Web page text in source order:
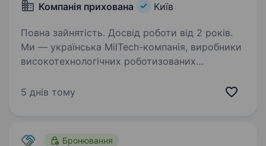
Компанія прихована
Київ
Повна зайнятість. Досвід роботи від 2 років.
Ми — українська MilTech-компанія, виробники
високотехнологічних роботизованих
та супутнього обладнання для підрозділів Сил
5 днів тому
Бронювання